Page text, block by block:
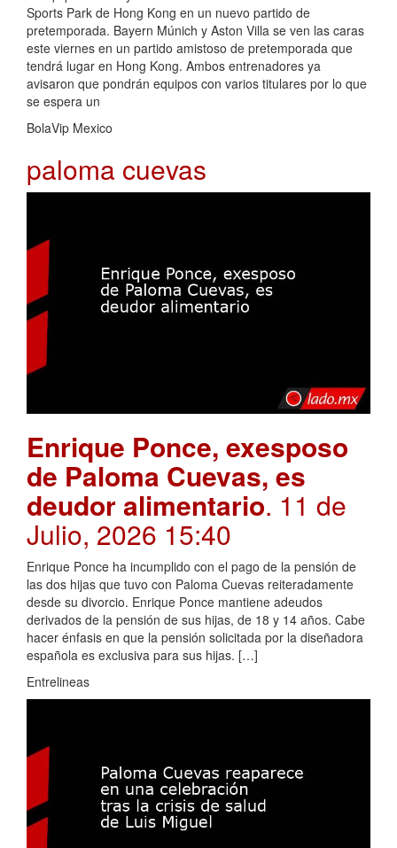
Sports Park de Hong Kong en un nuevo partido de
pretemporada. Bayern Múnich y Aston Villa se ven las caras
este viernes en un partido amistoso de pretemporada que
tendrá lugar en Hong Kong. Ambos entrenadores ya
avisaron que pondrán equipos con varios titulares por lo que
se espera un
BolaVip Mexico
paloma cuevas
Enrique Ponce, exesposo
de Paloma Cuevas, es
deudor alimentario. 11 de
Julio, 2026 15:40
Enrique Ponce ha incumplido con el pago de la pensión de
las dos hijas que tuvo con Paloma Cuevas reiteradamente
desde su divorcio. Enrique Ponce mantiene adeudos
derivados de la pensión de sus hijas, de 18 y 14 años. Cabe
hacer énfasis en que la pensión solicitada por la diseñadora
española es exclusiva para sus hijas. […]
Entrelineas